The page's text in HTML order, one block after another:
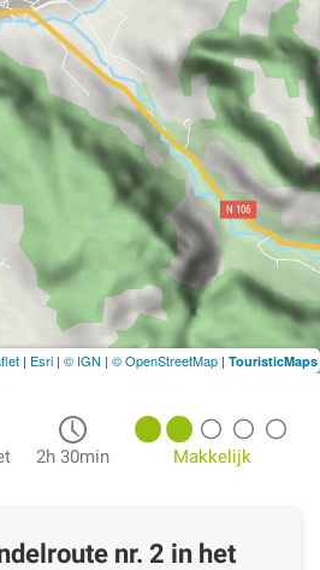
2h 30min Makkelijk
nr. 2 in het
| Esri | © IGN | © OpenStreetMap | TouristicMaps